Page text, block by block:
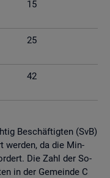
15
25
42
Be­schäf­tig­ten (SvB)
wer­den, da die Min­
Die Zahl der So­
in der Ge­mein­de C